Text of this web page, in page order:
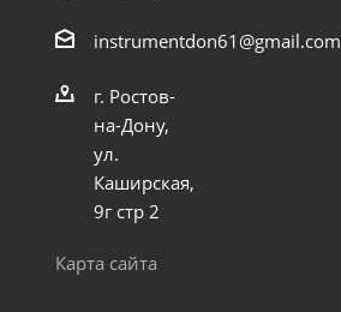
instrumentdon61@gmail.com
г. Ростов-
на-Дону,
ул.
Каширская,
9г стр 2
Карта сайта